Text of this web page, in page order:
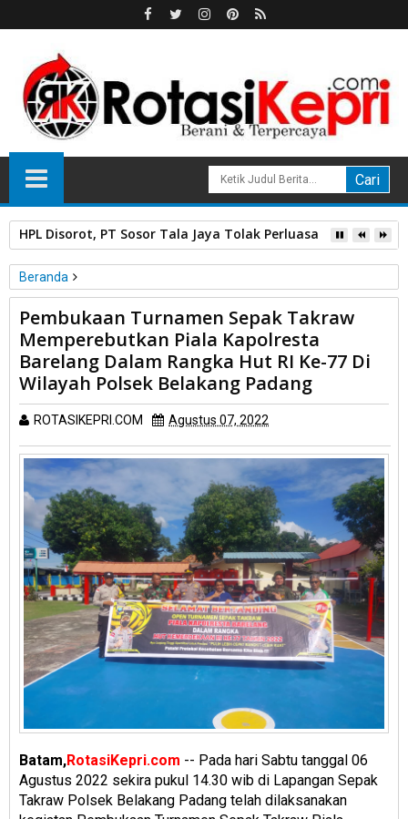
Grand Opening Loong KTV di One Mall Batam Center,
Beranda
Unlabelled
Pembukaan Turnamen Sepak Takraw Memperebutkan Piala
Kapolresta Barelang Dalam Rangka Hut RI Ke-77 Di Wilayah
Polsek Belakang Padang
Pembukaan Turnamen Sepak Takraw
Memperebutkan Piala Kapolresta
Barelang Dalam Rangka Hut RI Ke-77 Di
Wilayah Polsek Belakang Padang
ROTASIKEPRI.COM Agustus 07, 2022
Batam,RotasiKepri.com -- Pada hari Sabtu tanggal 06
Agustus 2022 sekira pukul 14.30 wib di Lapangan Sepak
Takraw Polsek Belakang Padang telah dilaksanakan